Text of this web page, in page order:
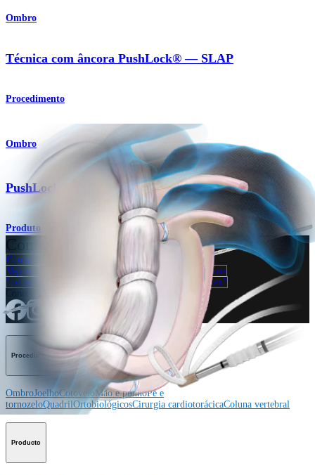
Ombro
Técnica com âncora PushLock® — SLAP
Procedimento
Ombro
PushLock
Produto
Como podemos ajudar?
Contacte um representante
Veja eventos, laboratórios e oportunidades educacionais
Inscreva-se para receber: O que há de novo na Arthrex?
Procedimento
OmbroJoelhoCotoveloMão e punhoPé e
tornozeloQuadrilOrtobiológicosCirurgia cardiotorácicaColuna vertebral
Producto